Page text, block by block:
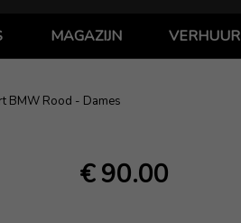
MAGAZIJN VERHUUR
BMW Rood - Dames
€ 90.00